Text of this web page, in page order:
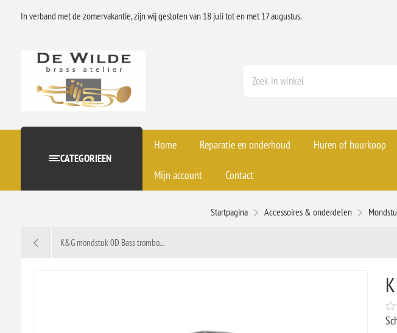
In verband met de zomervakantie, zijn wij gesloten van 18 juli tot en met 17 augustus.
CATEGORIEEN
Home Reparatie en onderhoud Huren of huurkoop
Mijn account Contact
Startpagina Accessoires & onderdelen
K&G mondstuk 0D Bass trombo...